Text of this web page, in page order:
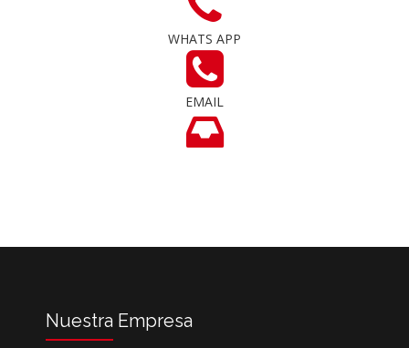
WHATS APP
EMAIL
Nuestra Empresa